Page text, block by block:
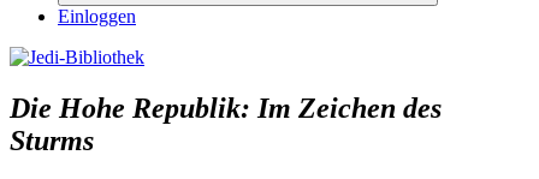
Suchen
Einloggen
Die Hohe Republik: Im Zeichen des
Sturms